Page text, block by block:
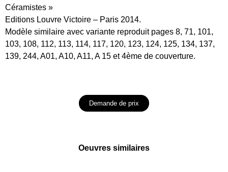
Céramistes »
Editions Louvre Victoire – Paris 2014.
Modèle similaire avec variante reproduit pages 8, 71, 101,
103, 108, 112, 113, 114, 117, 120, 123, 124, 125, 134, 137,
139, 244, A01, A10, A11, A 15 et 4ème de couverture.
Demande de prix
Oeuvres similaires